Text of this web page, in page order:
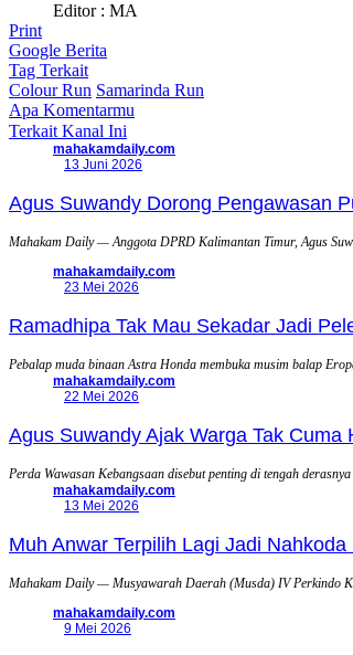
Editor : MA
Print
Google Berita
Tag Terkait
Colour Run Samarinda Run
Apa Komentarmu
Terkait Kanal Ini
mahakamdaily.com
13 Juni 2026
Agus Suwandy Dorong Pengawasan
Mahakam Daily — Anggota DPRD Kalimantan Timur, Agus
mahakamdaily.com
23 Mei 2026
Ramadhipa Tak Mau Sekadar Jadi
Pebalap muda binaan Astra Honda membuka musim balap
mahakamdaily.com
22 Mei 2026
Agus Suwandy Ajak Warga Tak
Perda Wawasan Kebangsaan disebut penting di tengah
mahakamdaily.com
13 Mei 2026
Muh Anwar Terpilih Lagi Jadi
Mahakam Daily — Musyawarah Daerah (Musda) IV Perkindo
mahakamdaily.com
9 Mei 2026